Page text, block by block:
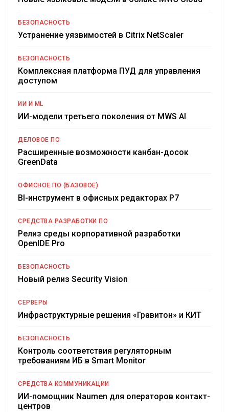
БЕЗОПАСНОСТЬ
Устранение уязвимостей в Citrix NetScaler
БЕЗОПАСНОСТЬ
Комплексная платформа ПУД для управления
доступом
ИИ И ML
ИИ-модели третьего поколения от MWS AI
ДЕЛОВОЕ ПО
Расширенные возможности канбан-досок
GreenData
ОФИСНОЕ ПО (БАЗОВОЕ)
BI-инструмент в офисных редакторах Р7
СРЕДСТВА РАЗРАБОТКИ ПО
Релиз среды корпоративной разработки
OpenIDE Pro
БЕЗОПАСНОСТЬ
Новый релиз Security Vision
СЕРВЕРЫ
Инфраструктурные решения «Гравитон» и КИТ
БЕЗОПАСНОСТЬ
Контроль соответствия регуляторным
требованиям ИБ в Smart Monitor
СРЕДСТВА КОММУНИКАЦИИ
ИИ-помощник Naumen для операторов контакт-
центров